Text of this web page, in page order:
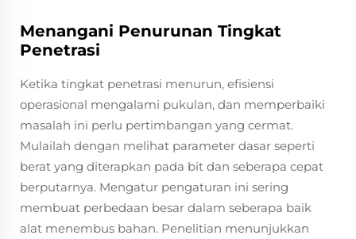
Menangani Penurunan Tingkat
Penetrasi
Ketika tingkat penetrasi menurun, efisiensi
operasional mengalami pukulan, dan memperbaiki
masalah ini perlu pertimbangan yang cermat.
Mulailah dengan melihat parameter dasar seperti
berat yang diterapkan pada bit dan seberapa cepat
berputarnya. Mengatur pengaturan ini sering
membuat perbedaan besar dalam seberapa baik
alat menembus bahan. Penelitian menunjukkan